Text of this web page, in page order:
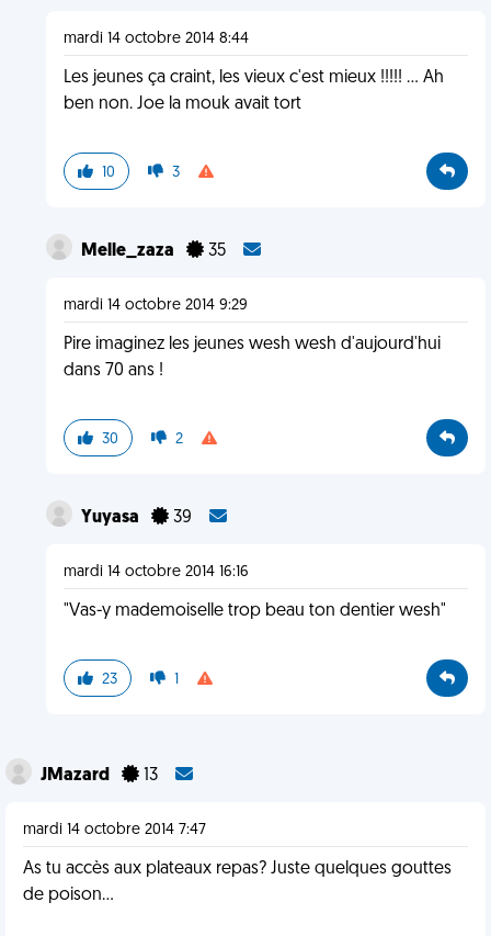
mardi 14 octobre 2014 8:44
Les jeunes ça craint, les vieux c'est mieux !!!!! ... Ah
ben non. Joe la mouk avait tort
10 3
Melle_zaza 35
mardi 14 octobre 2014 9:29
Pire imaginez les jeunes wesh wesh d'aujourd'hui
dans 70 ans !
30 2
Yuyasa 39
mardi 14 octobre 2014 16:16
"Vas-y mademoiselle trop beau ton dentier wesh"
23 1
JMazard 13
mardi 14 octobre 2014 7:47
As tu accès aux plateaux repas? Juste quelques gouttes
de poison...